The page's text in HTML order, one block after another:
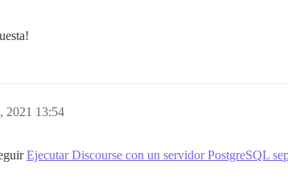
2021 13:54
Ejecutar Discourse con un servidor PostgreSQL